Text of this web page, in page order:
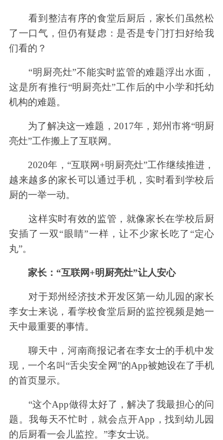
看到整洁有序的食堂后厨后，家长们虽然松
了一口气，但仍有疑虑：是否是专门打扫好给我
们看的？
“明厨亮灶”不能实时监管的难题浮出水面，
这是所有推行“明厨亮灶”工作后的中小学和托幼
机构的难题。
为了解决这一难题，2017年，郑州市将“明厨
亮灶”工作搬上了互联网。
2020年，“互联网+明厨亮灶”工作继续推进，
越来越多的家长可以通过手机，实时看到学校后
厨的一举一动。
这样实时有效的监管，就像家长在学校后厨
安插了一双“眼睛”一样，让不少家长吃了“定心
丸”。
家长：“互联网+明厨亮灶”让人安心
对于郑州经济技术开发区第一幼儿园的家长
李女士来说，看学校食堂后厨的监控视频是她一
天中最重要的事情。
聊天中，河南商报记者在李女士的手机中发
现，一个名叫“舌尖安全网”的App被她设在了手机
的首页显示。
“这个App做得太好了，解决了我最担心的问
题。我每天不忙时，就会点开App，找到幼儿园
的后厨看一会儿监控。”李女士说。